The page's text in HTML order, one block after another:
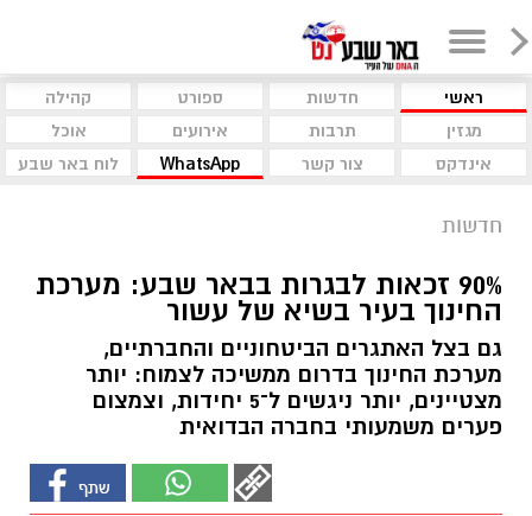
ראשי חדשות ספורט
קהילה
מגזין
תרבות אירועים
אוכל
אינדקס
צור קשר WhatsApp לוח באר שבע
חדשות
90% זכאות לבגרות בבאר שבע: מערכת
החינוך בעיר בשיא של עשור
גם בצל האתגרים הביטחוניים והחברתיים,
מערכת החינוך בדרום ממשיכה לצמוח: יותר
מצטיינים, יותר ניגשים ל־5 יחידות, וצמצום
פערים משמעותי בחברה הבדואית